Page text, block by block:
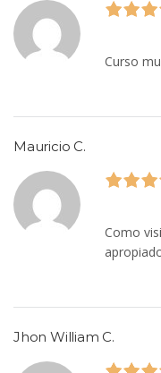
Curso
Mauricio C.
Como
Jhon William C.